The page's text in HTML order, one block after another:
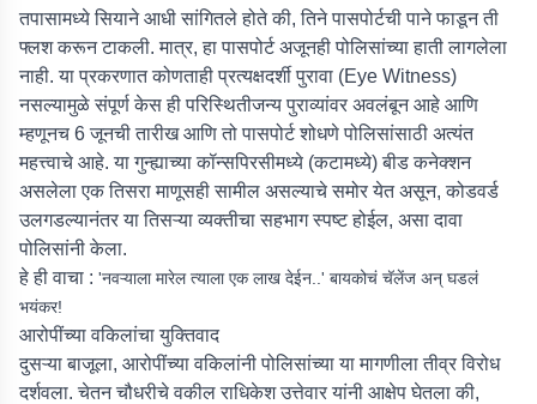
तपासामध्ये सियाने आधी सांगितले होते की, तिने पासपोर्टची पाने फाडून ती
फ्लश करून टाकली. मात्र, हा पासपोर्ट अजूनही पोलिसांच्या हाती लागलेला
नाही. या प्रकरणात कोणताही प्रत्यक्षदर्शी पुरावा (Eye Witness)
नसल्यामुळे संपूर्ण केस ही परिस्थितीजन्य पुराव्यांवर अवलंबून आहे आणि
म्हणूनच 6 जूनची तारीख आणि तो पासपोर्ट शोधणे पोलिसांसाठी अत्यंत
महत्त्वाचे आहे. या गुन्ह्याच्या कॉन्सपिरसीमध्ये (कटामध्ये) बीड कनेक्शन
असलेला एक तिसरा माणूसही सामील असल्याचे समोर येत असून, कोडवर्ड
उलगडल्यानंतर या तिसऱ्या व्यक्तीचा सहभाग स्पष्ट होईल, असा दावा
पोलिसांनी केला.
हे ही वाचा : 'नवऱ्याला मारेल त्याला एक लाख देईन..' बायकोचं चॅलेंज अन् घडलं
भयंकर!
आरोपींच्या वकिलांचा युक्तिवाद
दुसऱ्या बाजूला, आरोपींच्या वकिलांनी पोलिसांच्या या मागणीला तीव्र विरोध
दर्शवला. चेतन चौधरीचे वकील राधिकेश उत्तेवार यांनी आक्षेप घेतला की,